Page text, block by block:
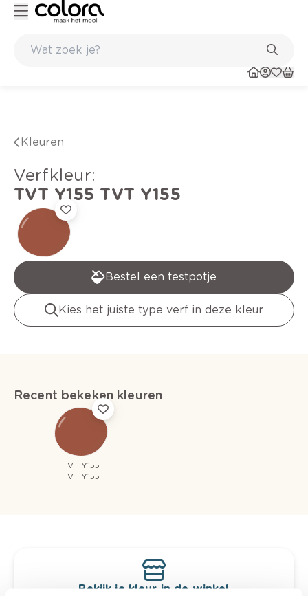
Kleuren
verfkleur:
TVT Y155 TVT Y155
Bestel een testpotje
Kies het juiste type verf in deze kleur
Recent bekeken kleuren
TVT Y155
TVT Y155
Bekijk je kleur in de winkel